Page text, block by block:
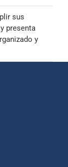
sus
presenta
y